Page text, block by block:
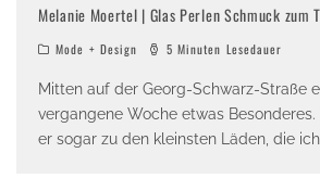
Melanie Moertel | Glas Perlen Schmuck zum
Mode + Design 5 Minuten Lesedauer
Mitten auf der Georg-Schwarz-Straße
vergangene Woche etwas
er sogar zu den kleinsten Läden, die ich